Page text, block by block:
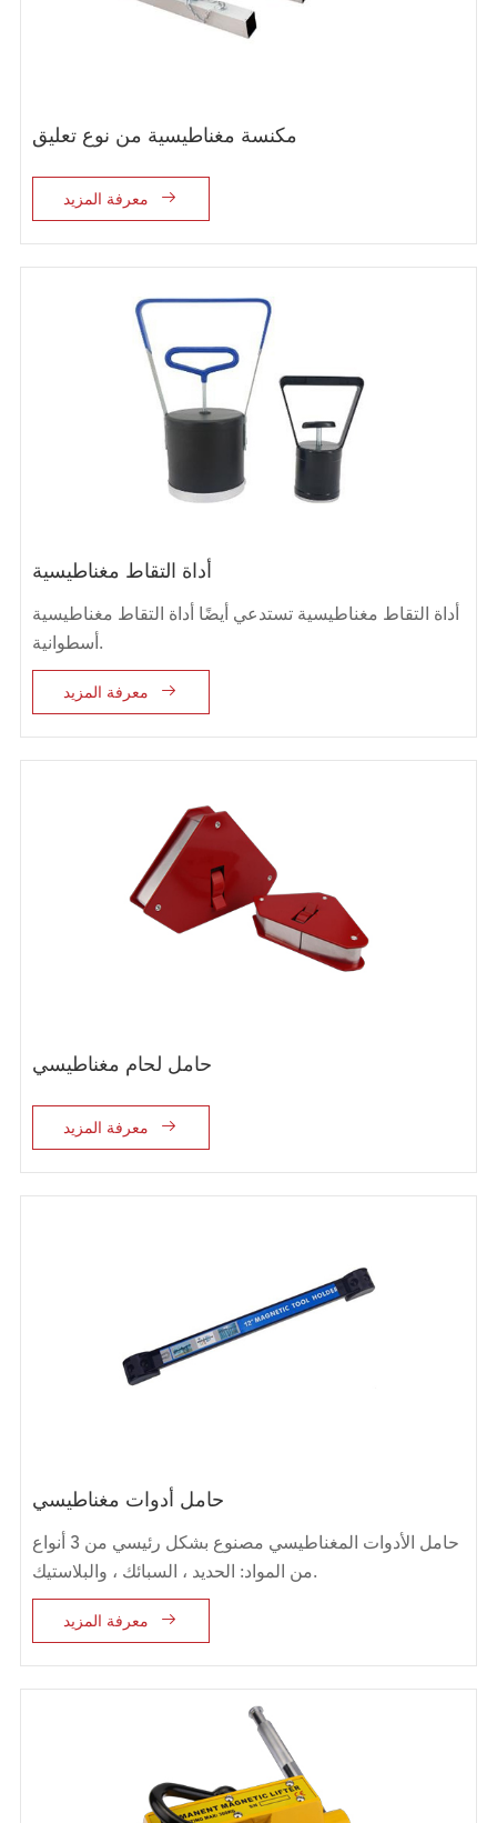
مكنسة مغناطيسية من نوع تعليق

أداة التقاط مغناطيسية
أداة التقاط مغناطيسية تستدعي أيضًا أداة التقاط مغناطيسية
أسطوانية.

حامل لحام مغناطيسي

حامل أدوات مغناطيسي
حامل الأدوات المغناطيسي مصنوع بشكل رئيسي من 3 أنواع
من المواد: الحديد ، السبائك ، والبلاستيك.
